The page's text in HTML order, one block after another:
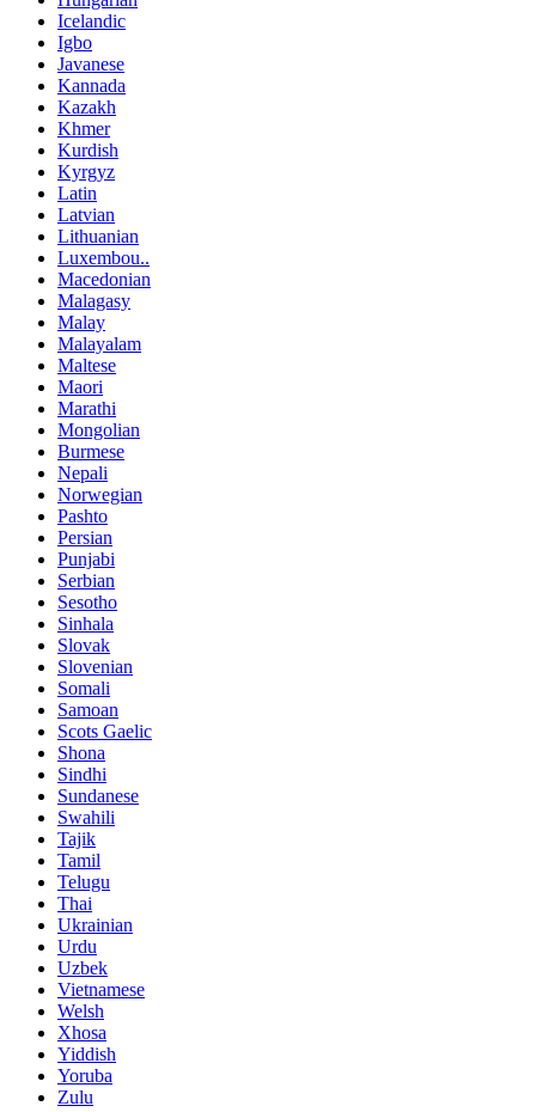
Icelandic
Igbo
Javanese
Kannada
Kazakh
Khmer
Kurdish
Kyrgyz
Latin
Latvian
Lithuanian
Luxembou..
Macedonian
Malagasy
Malay
Malayalam
Maltese
Maori
Marathi
Mongolian
Burmese
Nepali
Norwegian
Pashto
Persian
Punjabi
Serbian
Sesotho
Sinhala
Slovak
Slovenian
Somali
Samoan
Scots Gaelic
Shona
Sindhi
Sundanese
Swahili
Tajik
Tamil
Telugu
Thai
Ukrainian
Urdu
Uzbek
Vietnamese
Welsh
Xhosa
Yiddish
Yoruba
Zulu